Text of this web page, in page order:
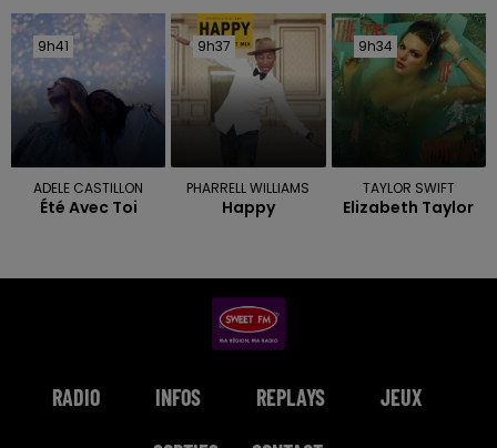
9h41
9h41
ADELE CASTILLON
Été Avec Toi
9h37
9h37
PHARRELL WILLIAMS
Happy
9h34
9h34
TAYLOR SWIFT
Elizabeth Taylor
RADIO INFOS REPLAYS JEUX